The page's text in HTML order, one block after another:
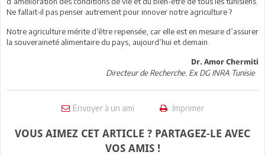
Ne fallait-il pas penser autrement pour innover notre agriculture ?
Notre agriculture mérite d’être repensée, car elle est en mesure d’assurer
la souveraineté alimentaire du pays, aujourd’hui et demain.
Dr. Amor Chermiti
Directeur de Recherche. Ex DG INRA Tunisie
Envoyer à un ami Imprimer
VOUS AIMEZ CET ARTICLE ? PARTAGEZ-LE AVEC
VOS AMIS !